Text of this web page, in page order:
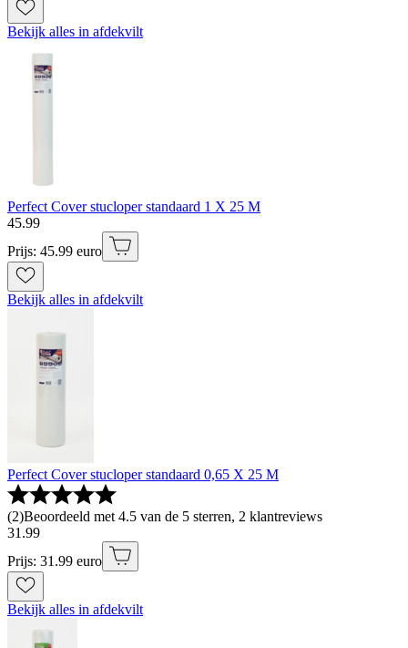
Bekijk alles in afdekvilt
Perfect Cover stucloper standaard 1 X 25 M
45.99
Prijs: 45.99 euro
Bekijk alles in afdekvilt
Perfect Cover stucloper standaard 0,65 X 25 M
(2)Beoordeeld met 4.5 van de 5 sterren, 2 klantreviews
31 .99
Prijs: 31.99 euro
Bekijk alles in afdekvilt